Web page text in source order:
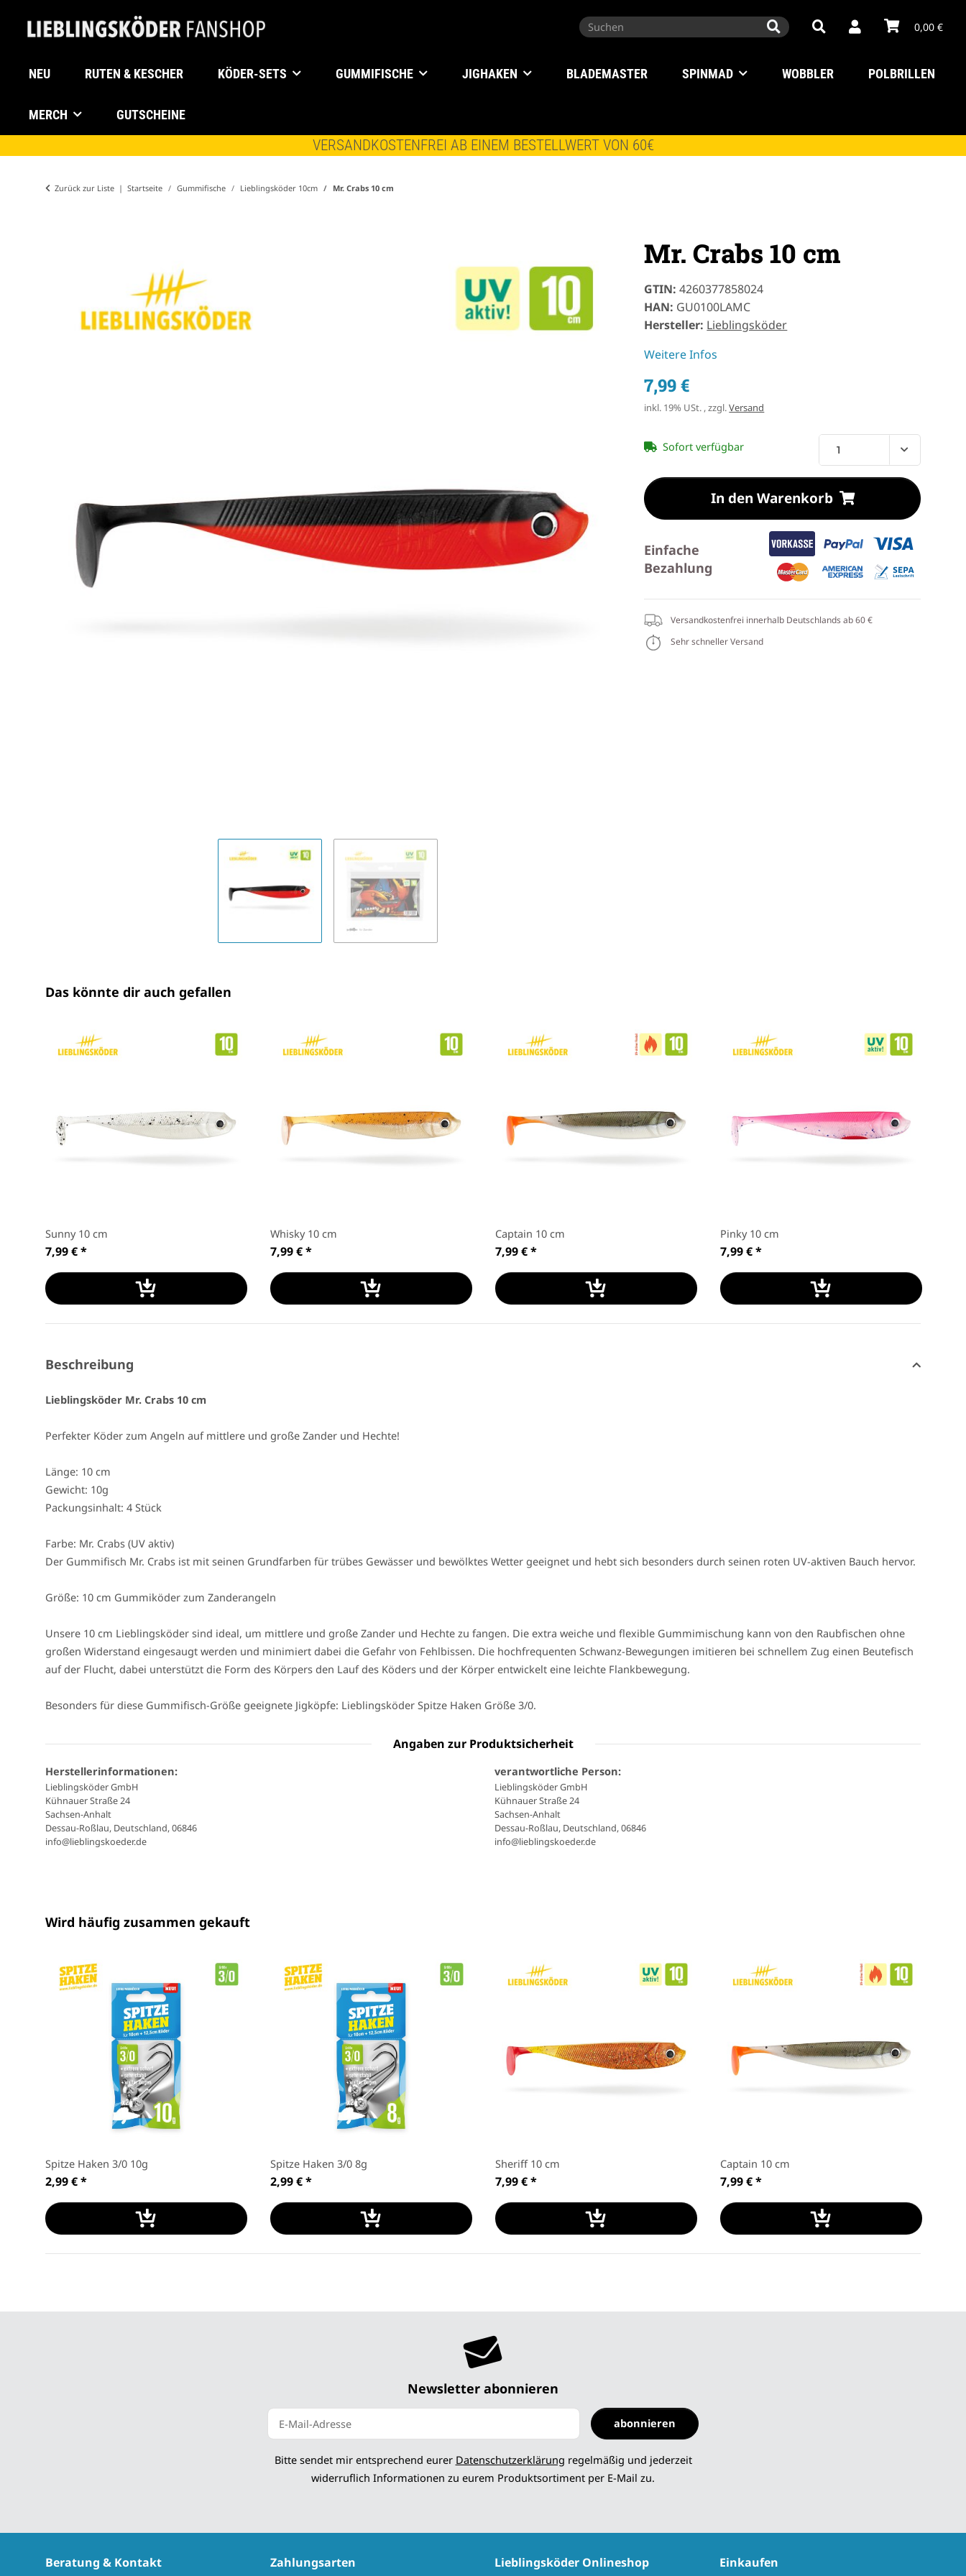
0,00 €
NEU RUTEN & KESCHER KÖDER-SETS GUMMIFISCHE JIGHAKEN BLADEMASTER SPINMAD WOBBLER POLBRILLEN
MERCH GUTSCHEINE
VERSANDKOSTENFREI AB EINEM BESTELLWERT VON 60€
Zurück zur Liste Startseite Gummifische Lieblingsköder 10cm Mr. Crabs 10 cm
Mr. Crabs 10 cm
GTIN: 4260377858024
HAN: GU0100LAMC
Hersteller: Lieblingsköder
Weitere Infos
7,99 €
inkl. 19% USt. , zzgl.Versand
Sofort verfügbar
In den Warenkorb
Einfache
Bezahlung
Versandkostenfrei innerhalb Deutschlands ab 60 €
Sehr schneller Versand
Das könnte dir auch gefallen
Sunny 10 cm
7,99 €*
Whisky 10 cm
7,99 €*
Captain 10 cm
7,99 €*
Pinky 10 cm
7,99 €*
Beschreibung
Lieblingsköder Mr. Crabs 10 cm
Perfekter Köder zum Angeln auf mittlere und große Zander und Hechte!
Länge: 10 cm
Gewicht: 10g
Packungsinhalt: 4 Stück
Farbe: Mr. Crabs (UV aktiv)
Der Gummifisch Mr. Crabs ist mit seinen Grundfarben für trübes Gewässer und bewölktes Wetter geeignet und hebt sich besonders durch seinen roten UV-aktiven Bauch hervor.
Größe: 10 cm Gummiköder zum Zanderangeln
Unsere 10 cm Lieblingsköder sind ideal, um mittlere und große Zander und Hechte zu fangen. Die extra weiche und flexible Gummimischung kann von den Raubfischen ohne
großen Widerstand eingesaugt werden und minimiert dabei die Gefahr von Fehlbissen. Die hochfrequenten Schwanz-Bewegungen imitieren bei schnellem Zug einen Beutefisch
auf der Flucht, dabei unterstützt die Form des Körpers den Lauf des Köders und der Körper entwickelt eine leichte Flankbewegung.
Besonders für diese Gummifisch-Größe geeignete Jigköpfe: Lieblingsköder Spitze Haken Größe 3/0.
Angaben zur Produktsicherheit
Herstellerinformationen:
Lieblingsköder GmbH
Kühnauer Straße 24
Sachsen-Anhalt
Dessau-Roßlau, Deutschland, 06846
info@lieblingskoeder.de
verantwortliche Person:
Lieblingsköder GmbH
Kühnauer Straße 24
Sachsen-Anhalt
Dessau-Roßlau, Deutschland, 06846
info@lieblingskoeder.de
Wird häufig zusammen gekauft
Spitze Haken 3/0 10g
2,99 €*
Spitze Haken 3/0 8g
2,99 €*
Sheriff 10 cm
7,99 €*
Captain 10 cm
7,99 €*
Newsletter abonnieren
abonnieren
Bitte sendet mir entsprechend eurer Datenschutzerklärung regelmäßig und jederzeit
widerruflich Informationen zu eurem Produktsortiment per E-Mail zu.
Beratung & Kontakt Zahlungsarten Lieblingsköder Onlineshop Einkaufen